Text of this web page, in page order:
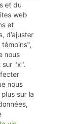
et du
web
et
d’ajuster
nous
sur "x".
nous
sur la